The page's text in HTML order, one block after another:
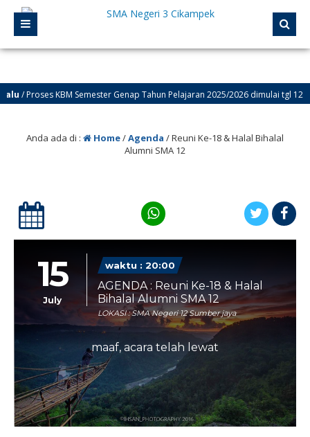
/ Proses KBM Semester Genap Tahun Pelajaran 2025/2026 dimulai tgl 12
/ Selamat Datang di Website Resmi SMA Negeri 3 Cikampek – PROGRESIF
Anda ada di : Home/Agenda /Reuni Ke-18 & Halal Bihalal
Alumni SMA 12
15
July
waktu : 20:00
AGENDA : Reuni Ke-18 & Halal
Bihalal Alumni SMA 12
LOKASI : SMA Negeri 12 Sumber jaya
maaf, acara telah lewat